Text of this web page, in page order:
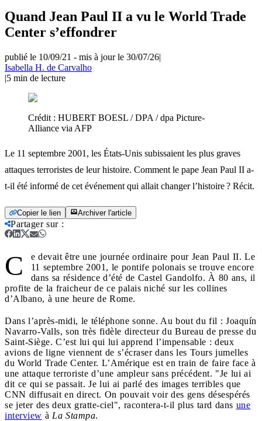
Quand Jean Paul II a vu le World Trade
Center s’effondrer
publié le 10/09/21 - mis à jour le 30/07/26|
Isabella H. de Carvalho
|5 min de lecture
Crédit : HUBERT BOESL / DPA / dpa Picture-
Alliance via AFP
Le 11 septembre 2001, les États-Unis subissaient les plus graves
attaques terroristes de leur histoire. Comment le pape Jean Paul II a-
t-il été informé de cet événement qui allait changer l’histoire ? Récit.
Copier le lien Archiver l'article
Partager sur:
C
e devait être une journée ordinaire pour Jean Paul II. Le
11 septembre 2001, le pontife polonais se trouve encore
dans sa résidence d’été de Castel Gandolfo. À 80 ans, il
profite de la fraicheur de ce palais niché sur les collines
d’Albano, à une heure de Rome.
Dans l’après-midi, le téléphone sonne. Au bout du fil : Joaquín
Navarro-Valls, son très fidèle directeur du Bureau de presse du
Saint-Siège. C’est lui qui lui apprend l’impensable : deux
avions de ligne viennent de s’écraser dans les Tours jumelles
du World Trade Center. L’Amérique est en train de faire face à
une attaque terroriste d’une ampleur sans précédent. "Je lui ai
dit ce qui se passait. Je lui ai parlé des images terribles que
CNN diffusait en direct. On pouvait voir des gens désespérés
se jeter des deux gratte-ciel", racontera-t-il plus tard dans une
interview à La Stampa.